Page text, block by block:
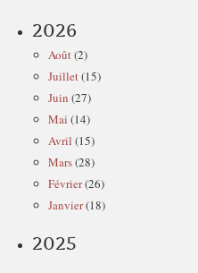
2026
Août(2)
Juillet(15)
Juin (27)
Mai (14)
Avril (15)
Mars(28)
Février(26)
Janvier(18)
2025